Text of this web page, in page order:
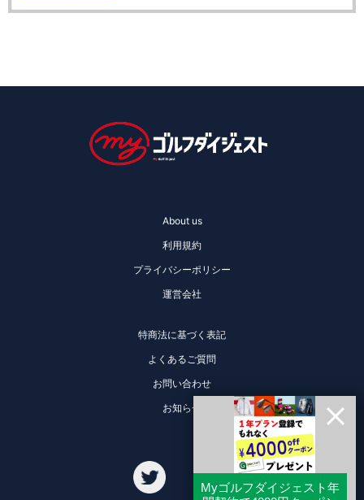
About us
利用規約
プライバシーポリシー
運営会社
特商法に基づく表記
よくあるご質問
お問い合わせ
お知らせ